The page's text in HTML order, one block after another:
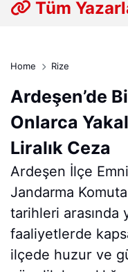
Tüm
Home Rize
Ardeşen’de
Onlarca
Liralık Ceza
Ardeşen İlçe
Jandarma
tarihleri
faaliyetlerde
ilçede huzur ve